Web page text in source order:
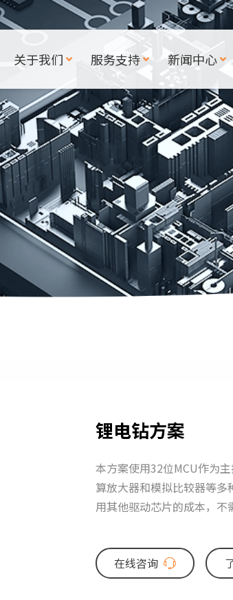
关于我们 服务支持 新闻中心
锂电钻方案
本方案使用32位MCU作为
算放大器和模拟比较器等
用其他驱动芯片的成本，
在线咨询